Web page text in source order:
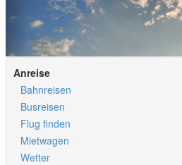
Anreise
Bahnreisen
Busreisen
Flug finden
Mietwagen
Wetter